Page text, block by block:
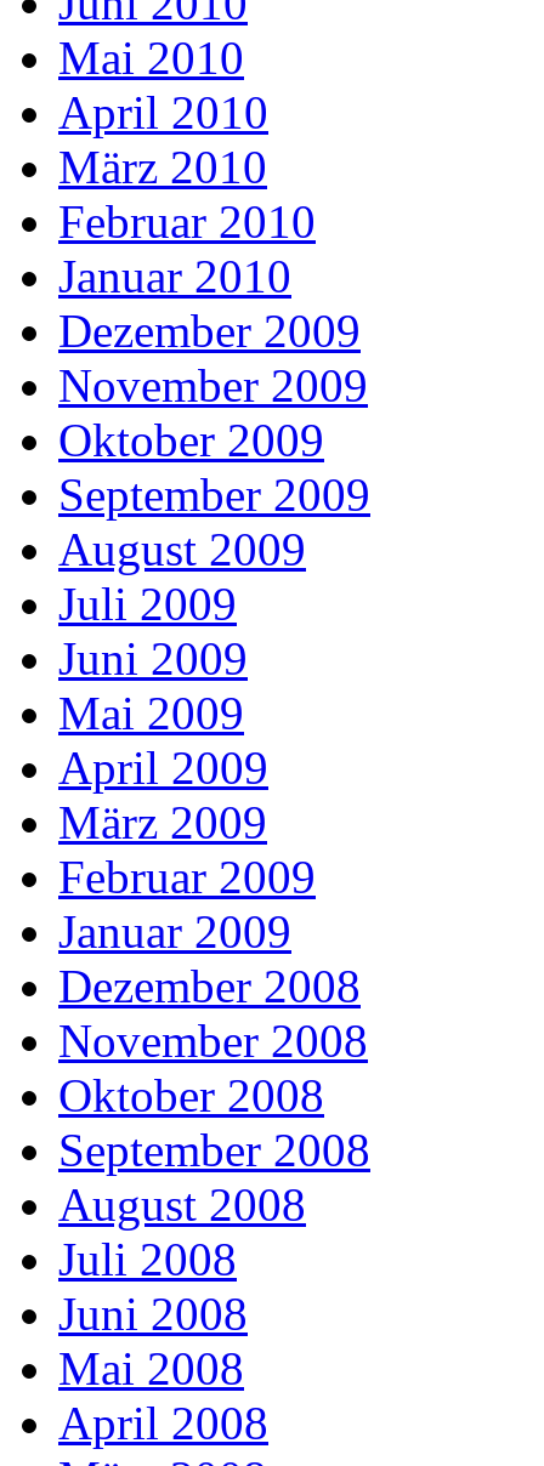
Mai 2010
April 2010
März 2010
Februar 2010
Januar 2010
Dezember 2009
November 2009
Oktober 2009
September 2009
August 2009
Juli 2009
Juni 2009
Mai 2009
April 2009
März 2009
Februar 2009
Januar 2009
Dezember 2008
November 2008
Oktober 2008
September 2008
August 2008
Juli 2008
Juni 2008
Mai 2008
April 2008